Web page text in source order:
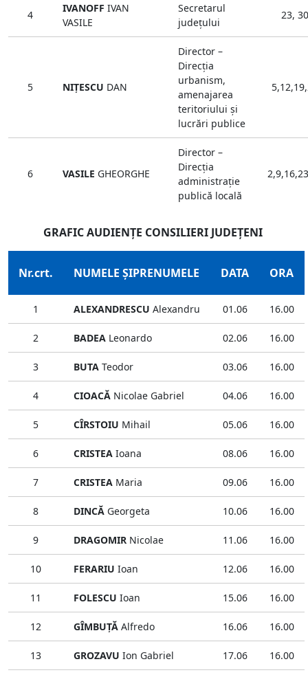
4
IVANOFF IVAN
VASILE
Secretarul
judeţului
23, 30
5 NIŢESCU DAN
Director –
Direcţia
urbanism,
amenajarea
teritoriului şi
lucrări publice
6 VASILE GHEORGHE
Director –
Direcţia
administraţie
publică locală
GRAFIC AUDIENŢE CONSILIERI JUDEŢENI
Nr.crt. NUMELE ŞIPRENUMELE DATA ORA
1 ALEXANDRESCU Alexandru 01.06 16.00
2 BADEA Leonardo 02.06 16.00
3 BUTA Teodor 03.06 16.00
4 CIOACĂ Nicolae Gabriel 04.06 16.00
5 CÎRSTOIU Mihail 05.06 16.00
6 CRISTEA Ioana 08.06 16.00
7 CRISTEA Maria 09.06 16.00
8 DINCĂ Georgeta 10.06 16.00
9 DRAGOMIR Nicolae 11.06 16.00
10 FERARIU Ioan 12.06 16.00
11 FOLESCU Ioan 15.06 16.00
12 GÎMBUŢĂ Alfredo 16.06 16.00
13 GROZAVU Ion Gabriel 17.06 16.00